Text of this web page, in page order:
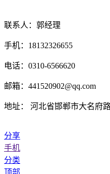
联系人：郭经理
手机：18132326655
电话：0310-6566620
邮箱：441520902@qq.com
地址： 河北省邯郸市大名府
分享
手机
分类